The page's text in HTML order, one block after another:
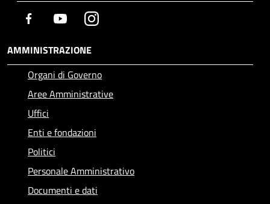
Facebook YoutubeInstagram
AMMINISTRAZIONE
Organi di Governo
Aree Amministrative
Uffici
Enti e fondazioni
Politici
Personale Amministrativo
Documenti e dati